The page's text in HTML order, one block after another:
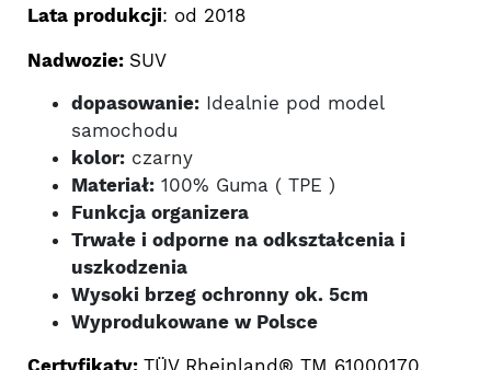
Lata produkcji: od 2018
Nadwozie: SUV
dopasowanie: Idealnie pod model
samochodu
kolor: czarny
Materiał: 100% Guma ( TPE )
Funkcja organizera
Trwałe i odporne na odkształcenia i
uszkodzenia
Wysoki brzeg ochronny ok. 5cm
Wyprodukowane w Polsce
Certyfikaty: TÜV Rheinland® TM 61000170,